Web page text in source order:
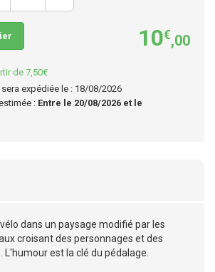
10€,00
de 7,50€
expédiée le : 18/08/2026
: Entre le 20/08/2026 et le
dans un paysage modifié par les
croisant des personnages et des
L'humour est la clé du pédalage.